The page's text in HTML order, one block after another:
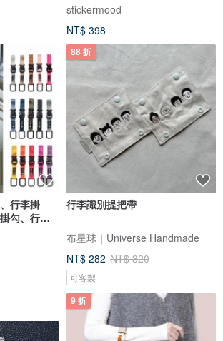
stickermood
NT$ 398
行李掛
勾、行李
88 折
行李識別提把帶
布星球｜Universe Handmade
NT$ 282 NT$ 320
可客製
9 折